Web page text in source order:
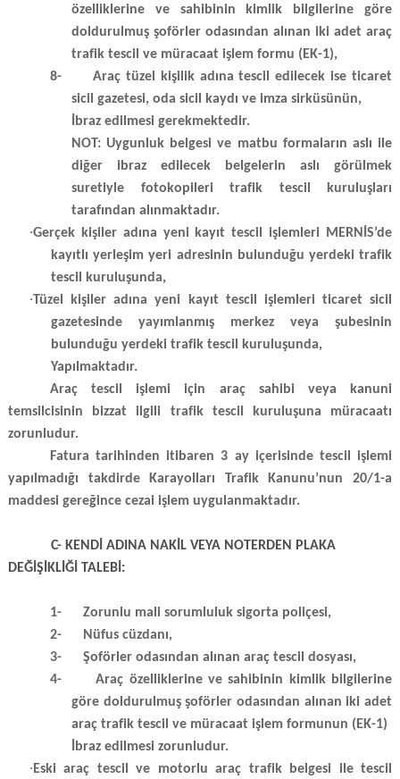
özelliklerine ve sahibinin kimlik bilgilerine göre
doldurulmuş şoförler odasından alınan iki adet araç
trafik tescil ve müracaat işlem formu (EK-1),
8-
Araç tüzel kişilik adına tescil edilecek ise ticaret
sicil gazetesi, oda sicil kaydı ve imza sirküsünün,
İbraz edilmesi gerekmektedir.
NOT: Uygunluk belgesi ve matbu formaların aslı ile
diğer ibraz edilecek belgelerin aslı görülmek
suretiyle fotokopileri trafik tescil kuruluşları
tarafından alınmaktadır.
·Gerçek kişiler adına yeni kayıt tescil işlemleri MERNİS’de
kayıtlı yerleşim yeri adresinin bulunduğu yerdeki trafik
tescil kuruluşunda,
·Tüzel kişiler adına yeni kayıt tescil işlemleri ticaret sicil
gazetesinde yayımlanmış merkez veya şubesinin
bulunduğu yerdeki trafik tescil kuruluşunda,
Yapılmaktadır.
Araç tescil işlemi için araç sahibi veya kanuni
temsilcisinin bizzat ilgili trafik tescil kuruluşuna müracaatı
zorunludur.
Fatura tarihinden itibaren 3 ay içerisinde tescil işlemi
yapılmadığı takdirde Karayolları Trafik Kanunu’nun 20/1-a
maddesi gereğince cezai işlem uygulanmaktadır.
C- KENDİ ADINA NAKİL VEYA NOTERDEN PLAKA
DEĞİŞİKLİĞİ TALEBİ:
1-
Zorunlu mali sorumluluk sigorta poliçesi,
2-
Nüfus cüzdanı,
3-
Şoförler odasından alınan araç tescil dosyası,
4-
Araç özelliklerine ve sahibinin kimlik bilgilerine
göre doldurulmuş şoförler odasından alınan iki adet
araç trafik tescil ve müracaat işlem formunun (EK-1)
İbraz edilmesi zorunludur.
· Eski araç tescil ve motorlu araç trafik belgesi ile tescil